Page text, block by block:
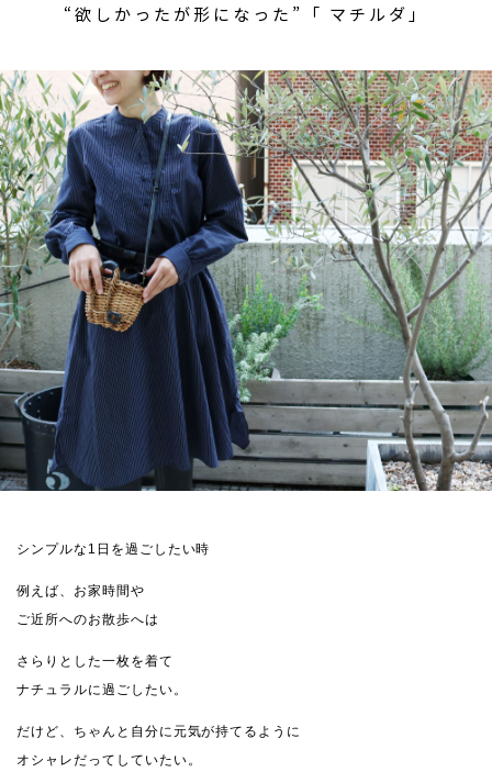
“欲しかったが形になった”「 マチルダ」
シンプルな1日を過ごしたい時
例えば、お家時間や
ご近所へのお散歩へは
さらりとした一枚を着て
ナチュラルに過ごしたい。
だけど、ちゃんと自分に元気が持てるように
オシャレだってしていたい。